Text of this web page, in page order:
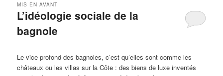
L’idéologie sociale de la
bagnole
MIS EN AVANT
Le vice profond des bagnoles, c’est qu’elles sont comme les
châteaux ou les villas sur la Côte : des biens de luxe inventés